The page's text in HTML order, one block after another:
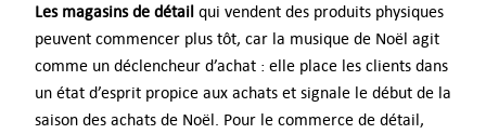
Les magasins de détailqui vendent des produits physiques
peuvent commencer plus tôt, car la musique de Noël agit
comme un déclencheur d’achat : elle place les clients dans
un état d’esprit propice aux achats et signale le début de la
saison des achats de Noël. Pour le commerce de détail,